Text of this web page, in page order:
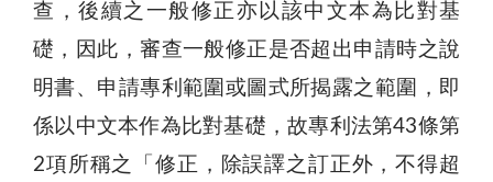
查，後續之一般修正亦以該中文本為比對基
礎，因此，審查一般修正是否超出申請時之說
明書、申請專利範圍或圖式所揭露之範圍，即
係以中文本作為比對基礎，故專利法第43條第
2項所稱之「修正，除誤譯之訂正外，不得超